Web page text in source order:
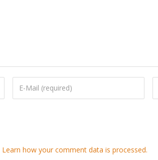
Learn how your comment data is processed.